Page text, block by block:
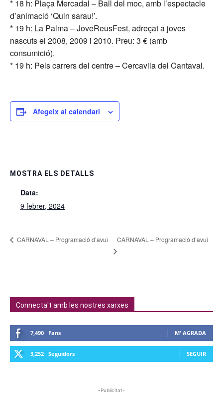
* 18 h: Plaça Mercadal – Ball del moc, amb l’espectacle
d’animació ‘Quin sarau!’.
* 19 h: La Palma – JoveReusFest, adreçat a joves
nascuts el 2008, 2009 i 2010. Preu: 3 € (amb
consumició).
* 19 h: Pels carrers del centre – Cercavila del Cantaval.
Afegeix al calendari
MOSTRA ELS DETALLS
Data:
9 febrer, 2024
CARNAVAL – Programació d’avui CARNAVAL – Programació d’avui
Connecta't amb les nostres xarxes
7,490 Fans M' AGRADA
3,252 Seguidors SEGUIR
-Publicitat-